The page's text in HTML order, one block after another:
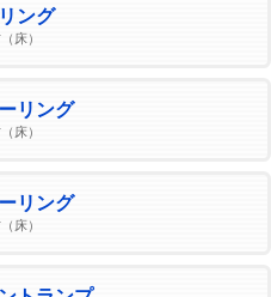
ング
床）
リング
床）
リング
床）